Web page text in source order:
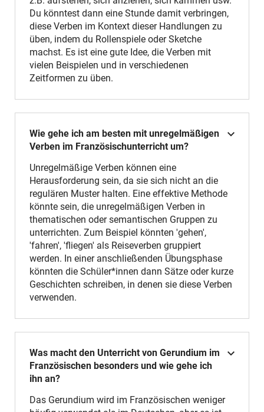
Du könntest dann eine Stunde damit verbringen,
diese Verben im Kontext dieser Handlungen zu
üben, indem du Rollenspiele oder Sketche
machst. Es ist eine gute Idee, die Verben mit
vielen Beispielen und in verschiedenen
Zeitformen zu üben.
Wie gehe ich am besten mit unregelmäßigen
Verben im Französischunterricht um?
Unregelmäßige Verben können eine
Herausforderung sein, da sie sich nicht an die
regulären Muster halten. Eine effektive Methode
könnte sein, die unregelmäßigen Verben in
thematischen oder semantischen Gruppen zu
unterrichten. Zum Beispiel könnten 'gehen',
'fahren', 'fliegen' als Reiseverben gruppiert
werden. In einer anschließenden Übungsphase
könnten die Schüler*innen dann Sätze oder kurze
Geschichten schreiben, in denen sie diese Verben
verwenden.
Was macht den Unterricht von Gerundium im
Französischen besonders und wie gehe ich
ihn an?
Das Gerundium wird im Französischen weniger